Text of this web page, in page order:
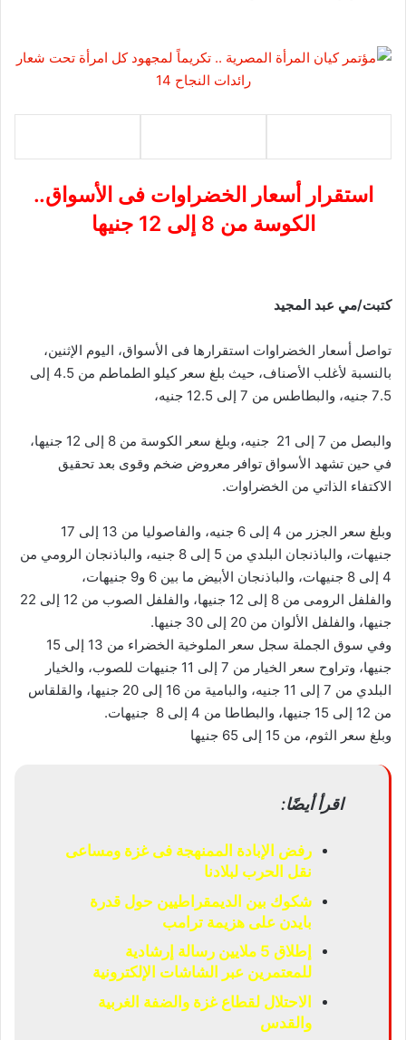
استقرار أسعار الخضراوات فى الأسواق..
الكوسة من 8 إلى 12 جنيها
كتبت/مي عبد المجيد
تواصل أسعار الخضراوات استقرارها فى الأسواق، اليوم الإثنين،
بالنسبة لأغلب الأصناف، حيث بلغ سعر كيلو الطماطم من 4.5 إلى
7.5 جنيه، والبطاطس من 7 إلى 12.5 جنيه،
والبصل من 7 إلى 21 جنيه، وبلغ سعر الكوسة من 8 إلى 12 جنيها،
في حين تشهد الأسواق توافر معروض ضخم وقوى بعد تحقيق
الاكتفاء الذاتي من الخضراوات.
وبلغ سعر الجزر من 4 إلى 6 جنيه، والفاصوليا من 13 إلى 17
جنيهات، والباذنجان البلدي من 5 إلى 8 جنيه، والباذنجان الرومي من
4 إلى 8 جنيهات، والباذنجان الأبيض ما بين 6 و9 جنيهات،
والفلفل الرومى من 8 إلى 12 جنيها، والفلفل الصوب من 12 إلى 22
جنيها، والفلفل الألوان من 20 إلى 30 جنيها.
وفي سوق الجملة سجل سعر الملوخية الخضراء من 13 إلى 15
جنيها، وتراوح سعر الخيار من 7 إلى 11 جنيهات للصوب، والخيار
البلدي من 7 إلى 11 جنيه، والبامية من 16 إلى 20 جنيها، والقلقاس
من 12 إلى 15 جنيها، والبطاطا من 4 إلى 8 جنيهات.
وبلغ سعر الثوم، من 15 إلى 65 جنيها
اقرأ أيضًا:
رفض الإبادة الممنهجة فى غزة ومساعى
نقل الحرب لبلادنا
شكوك بين الديمقراطيين حول قدرة
بايدن على هزيمة ترامب
إطلاق 5 ملايين رسالة إرشادية
للمعتمرين عبر الشاشات الإلكترونية
الاحتلال لقطاع غزة والضفة الغربية
والقدس